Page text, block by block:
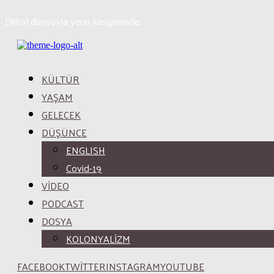
KÜLTÜR
YAŞAM
GELECEK
DÜŞÜNCE
ENGLISH
Covid-19
VİDEO
PODCAST
DOSYA
KOLONYALİZM
FACEBOOKTWITTERINSTAGRAMYOUTUBE